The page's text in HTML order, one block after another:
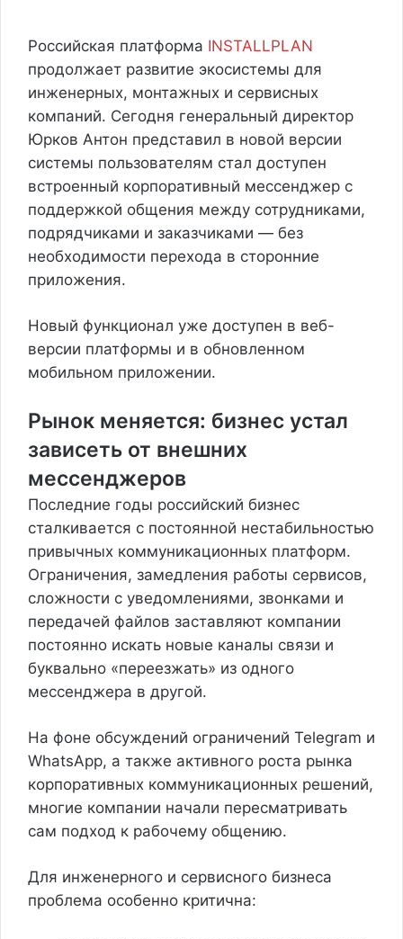
Российская платформа INSTALLPLAN
продолжает развитие экосистемы для
инженерных, монтажных и сервисных
компаний. Сегодня генеральный директор
Юрков Антон представил в новой версии
системы пользователям стал доступен
встроенный корпоративный мессенджер с
поддержкой общения между сотрудниками,
подрядчиками и заказчиками — без
необходимости перехода в сторонние
приложения.
Новый функционал уже доступен в веб-
версии платформы и в обновленном
мобильном приложении.
Рынок меняется: бизнес устал
зависеть от внешних
мессенджеров
Последние годы российский бизнес
сталкивается с постоянной нестабильностью
привычных коммуникационных платформ.
Ограничения, замедления работы сервисов,
сложности с уведомлениями, звонками и
передачей файлов заставляют компании
постоянно искать новые каналы связи и
буквально «переезжать» из одного
мессенджера в другой.
На фоне обсуждений ограничений Telegram и
WhatsApp, а также активного роста рынка
корпоративных коммуникационных решений,
многие компании начали пересматривать
сам подход к рабочему общению.
Для инженерного и сервисного бизнеса
проблема особенно критична: